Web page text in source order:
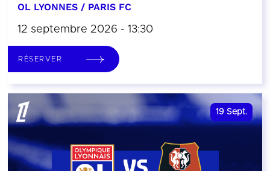
OL LYONNES / PARIS FC
12 septembre 2026 - 13:30
RÉSERVER
19 Sept.